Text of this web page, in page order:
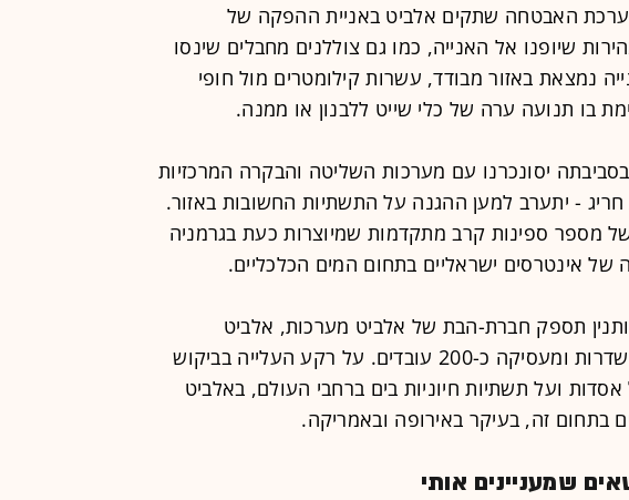
האבטחה שתקים אלביט באניית ההפקה של
שיופנו אל האנייה, כמו גם צוללנים מחבלים שינסו
נמצאת באזור מבודד, עשרות קילומטרים מול חופי
בו תנועה ערה של כלי שייט ללבנון או ממנה.
יסונכרנו עם מערכות השליטה והבקרה המרכזיות
- יתערב למען ההגנה על התשתיות החשובות באזור.
מספר ספינות קרב מתקדמות שמיוצרות כעת בגרמניה
אינטרסים ישראליים בתחום המים הכלכליים.
תספק חברת-הבת של אלביט מערכות, אלביט
מערכות אבטחה שפועלת משדרות ומעסיקה כ-200 עובדים. על רקע העלייה בביקוש
ועל תשתיות חיוניות בים ברחבי העולם, באלביט
בתחום זה, בעיקר באירופה ובאמריקה.
שמעניינים אותי